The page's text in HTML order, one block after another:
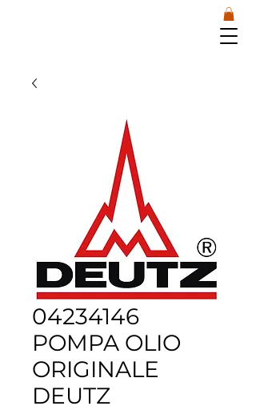
04234146
POMPA OLIO
ORIGINALE
DEUTZ